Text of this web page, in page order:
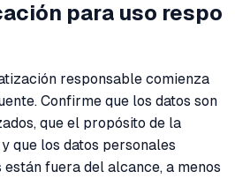
para uso respo
responsable comienza
Confirme que los datos son
que el propósito de la
que los datos personales
fuera del alcance, a menos